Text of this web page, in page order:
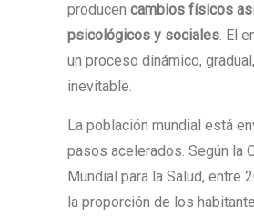
producen cambios físicos
psicológicos y sociales. El
un proceso dinámico,
inevitable.
La población mundial está
pasos acelerados. Según la
Mundial para la Salud, entre
la proporción de los